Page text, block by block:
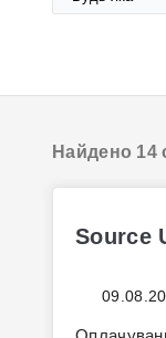
Найдено 14
Source